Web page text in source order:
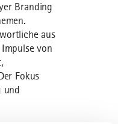
Branding
aus
von
Fokus
und